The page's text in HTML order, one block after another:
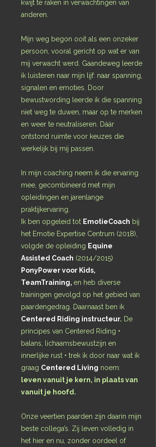
kwijt te raken in verwachtingen van
anderen.
Mijn weg begon ooit als een onzeker
persoon, vooral gericht op wat er van
mij verwacht werd. Gaandeweg leerde
ik luisteren naar mijn lijf: naar spanning,
signalen en emoties. Door
bewustwording leerde ik die spanning
niet weg te duwen, maar op te merken
en weer te neutraliseren. Dáár
ontstond ruimte voor keuzes die
werkelijk bij mij passen.
In mijn coaching neem ik die ervaring
mee, gecombineerd met mijn
opleidingen en jarenlange
praktijkervaring.
Ik ben opgeleid tot EmotieCoach bij
het Emotie Expertise Centrum (2018),
volgde de opleiding Equine
Assisted Coach (2014/2015)
PonyPower voor Kids,
TeamTraining, en heb diverse
trainingen gevolgd op het gebied van
paardengedrag. Daarnaast ben ik
Centered Riding instructeur. De
principes van Centered Riding •
balans, lichaamsbewustzijn en
innerlijke rust • trek ik door naar wat ik
graag Centered Living noem:
leven vanuit je kern, in plaats van
vanuit je hoofd.
Onze veertien paarden zijn daarin mijn
beste collega’s. Zij leven volledig in
het hier en nu, zonder oordeel of